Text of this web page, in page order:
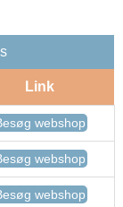
Link
webshop
webshop
webshop